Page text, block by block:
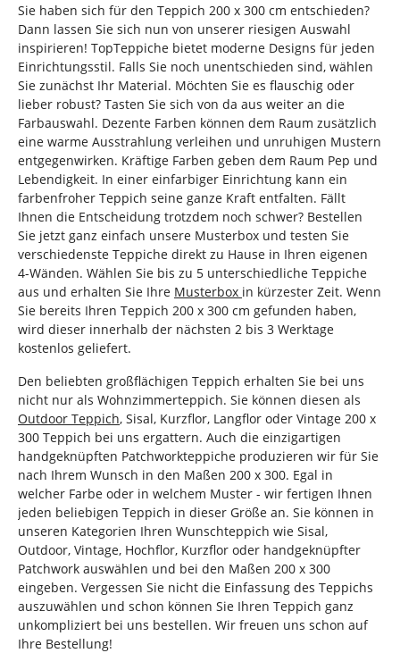
Sie haben sich für den Teppich 200 x 300 cm entschieden?
Dann lassen Sie sich nun von unserer riesigen Auswahl
inspirieren! TopTeppiche bietet moderne Designs für jeden
Einrichtungsstil. Falls Sie noch unentschieden sind, wählen
Sie zunächst Ihr Material. Möchten Sie es flauschig oder
lieber robust? Tasten Sie sich von da aus weiter an die
Farbauswahl. Dezente Farben können dem Raum zusätzlich
eine warme Ausstrahlung verleihen und unruhigen Mustern
entgegenwirken. Kräftige Farben geben dem Raum Pep und
Lebendigkeit. In einer einfarbiger Einrichtung kann ein
farbenfroher Teppich seine ganze Kraft entfalten. Fällt
Ihnen die Entscheidung trotzdem noch schwer? Bestellen
Sie jetzt ganz einfach unsere Musterbox und testen Sie
verschiedenste Teppiche direkt zu Hause in Ihren eigenen
4-Wänden. Wählen Sie bis zu 5 unterschiedliche Teppiche
aus und erhalten Sie Ihre Musterbox in kürzester Zeit. Wenn
Sie bereits Ihren Teppich 200 x 300 cm gefunden haben,
wird dieser innerhalb der nächsten 2 bis 3 Werktage
kostenlos geliefert.
Den beliebten großflächigen Teppich erhalten Sie bei uns
nicht nur als Wohnzimmerteppich. Sie können diesen als
Outdoor Teppich, Sisal, Kurzflor, Langflor oder Vintage 200 x
300 Teppich bei uns ergattern. Auch die einzigartigen
handgeknüpften Patchworkteppiche produzieren wir für Sie
nach Ihrem Wunsch in den Maßen 200 x 300. Egal in
welcher Farbe oder in welchem Muster - wir fertigen Ihnen
jeden beliebigen Teppich in dieser Größe an. Sie können in
unseren Kategorien Ihren Wunschteppich wie Sisal,
Outdoor, Vintage, Hochflor, Kurzflor oder handgeknüpfter
Patchwork auswählen und bei den Maßen 200 x 300
eingeben. Vergessen Sie nicht die Einfassung des Teppichs
auszuwählen und schon können Sie Ihren Teppich ganz
unkompliziert bei uns bestellen. Wir freuen uns schon auf
Ihre Bestellung!